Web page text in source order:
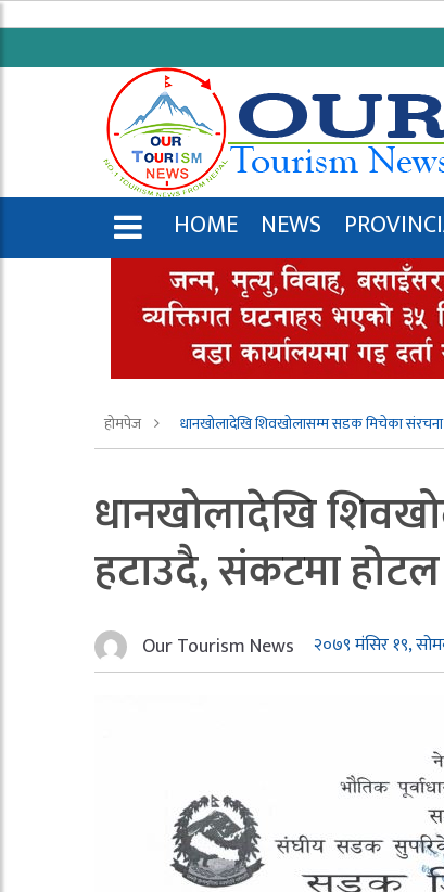
HOME NEWS
ENGLISH
होमपेज धानखोलादेखि शिवखोलासम्म सडक मिचेका
धानखोलादेखि
हटाउदै, संकटमा
Our Tourism News २०७९ मंसिर १९,